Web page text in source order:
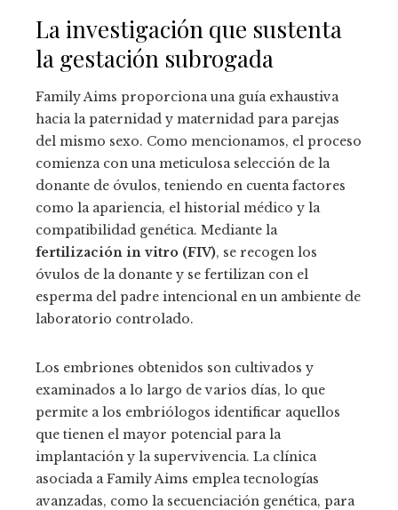
La investigación que sustenta
la gestación subrogada
Family Aims proporciona una guía exhaustiva
hacia la paternidad y maternidad para parejas
del mismo sexo. Como mencionamos, el proceso
comienza con una meticulosa selección de la
donante de óvulos, teniendo en cuenta factores
como la apariencia, el historial médico y la
compatibilidad genética. Mediante la
fertilización in vitro (FIV), se recogen los
óvulos de la donante y se fertilizan con el
esperma del padre intencional en un ambiente de
laboratorio controlado.
Los embriones obtenidos son cultivados y
examinados a lo largo de varios días, lo que
permite a los embriólogos identificar aquellos
que tienen el mayor potencial para la
implantación y la supervivencia. La clínica
asociada a Family Aims emplea tecnologías
avanzadas, como la secuenciación genética, para